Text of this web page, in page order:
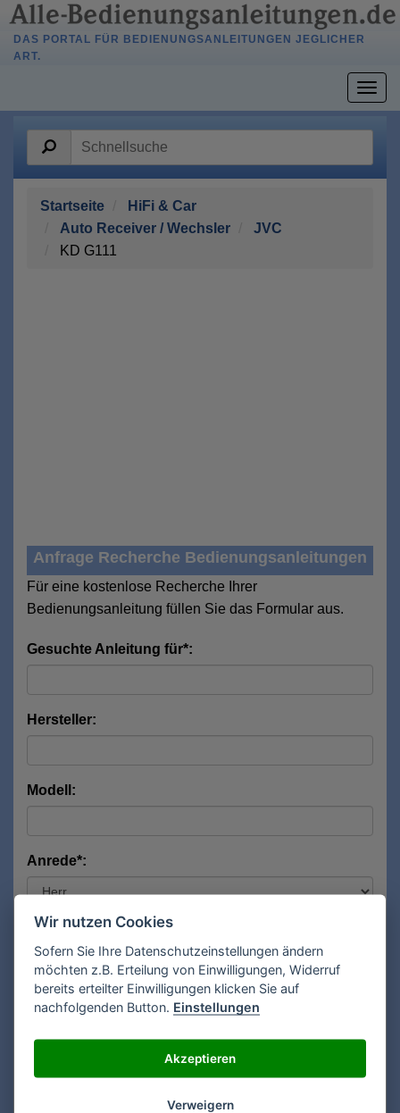
DAS PORTAL FÜR BEDIENUNGSANLEITUNGEN JEGLICHER
ART.
Startseite
HiFi & Car
Auto Receiver / Wechsler
JVC
KD G111
Anfrage Recherche Bedienungsanleitungen
Für eine kostenlose Recherche Ihrer
Bedienungsanleitung füllen Sie das Formular aus.
Gesuchte Anleitung für*:
Hersteller:
Modell:
Anrede*:
Vorname*:
Nachname*:
E-Mail**:
Wir nutzen Cookies
Sofern Sie Ihre Datenschutzeinstellungen ändern
möchten z.B. Erteilung von Einwilligungen, Widerruf
bereits erteilter Einwilligungen klicken Sie auf
nachfolgenden Button. Einstellungen
Akzeptieren
Verweigern